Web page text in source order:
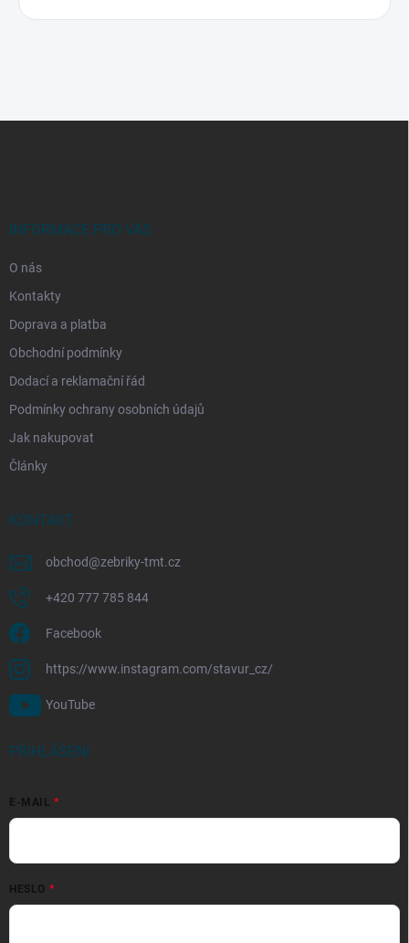
INFORMACE PRO VÁS
O nás
Kontakty
Doprava a platba
Obchodní podmínky
Dodací a reklamační řád
Podmínky ochrany osobních údajů
Jak nakupovat
Články
KONTAKT
obchod@zebriky-tmt.cz
+420 777 785 844
Facebook
https://www.instagram.com/stavur_cz/
YouTube
PŘIHLÁŠENÍ
E-MAIL
HESLO